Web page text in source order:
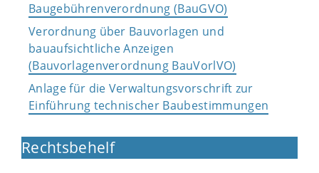
Baugebührenverordnung (BauGVO)
Verordnung über Bauvorlagen und
bauaufsichtliche Anzeigen
(Bauvorlagenverordnung BauVorlVO)
Anlage für die Verwaltungsvorschrift zur
Einführung technischer Baubestimmungen
Rechtsbehelf